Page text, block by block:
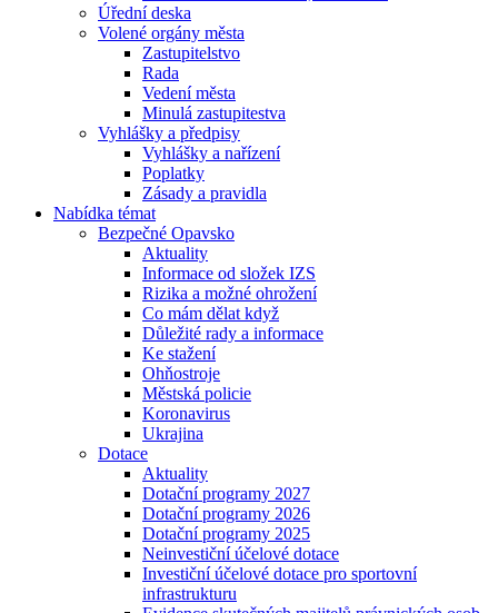
Úřední deska
Volené orgány města
Zastupitelstvo
Rada
Vedení města
Minulá zastupitestva
Vyhlášky a předpisy
Vyhlášky a nařízení
Poplatky
Zásady a pravidla
Nabídka témat
Bezpečné Opavsko
Aktuality
Informace od složek IZS
Rizika a možné ohrožení
Co mám dělat když
Důležité rady a informace
Ke stažení
Ohňostroje
Městská policie
Koronavirus
Ukrajina
Dotace
Aktuality
Dotační programy 2027
Dotační programy 2026
Dotační programy 2025
Neinvestiční účelové dotace
Investiční účelové dotace pro sportovní
infrastrukturu